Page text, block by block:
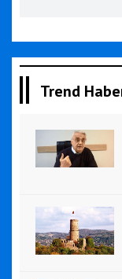
Trend